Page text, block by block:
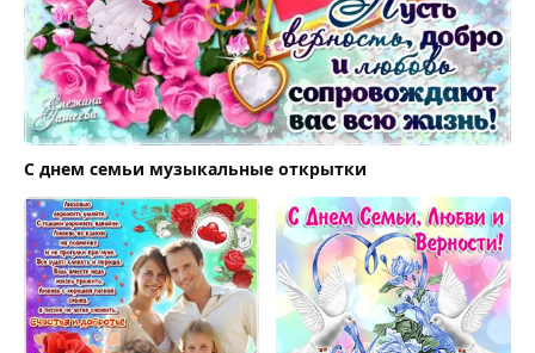
С днем семьи музыкальные открытки